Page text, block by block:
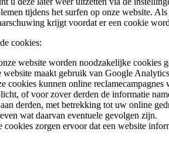
tijdens het surfen op onze website.
krijgt voordat er een cookie
cookies:
website worden noodzakelijke cookies
maakt gebruik van Google
cookies kunnen online
of voor zover derden de informatie
derden, met betrekking tot uw online
wat daarvan eventuele gevolgen zijn.
cookies zorgen ervoor dat een website